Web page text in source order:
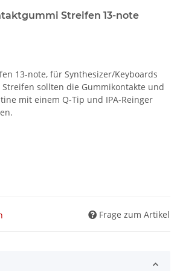
Streifen 13-note
13-note, für Synthesizer/Keyboards
sollten die Gummikontakte und
mit einem Q-Tip und IPA-Reinger
Frage zum Artikel